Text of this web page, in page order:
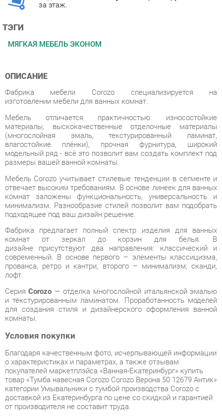
ОПИСАНИЕ
материалы, выскокачественные отделочные материалы
(многослойная эмаль, текстурированный ламинат,
модельный ряд - всё это позволит вам создать комплект под
размеры вашей ванной комнаты.
Мебель Corozo учитывает стилевые тенденции в сегменте и
отвечает высоким требованиям. В основе линеек для ванных
комнат заложены функциональность, универсальность и
минимализм. Разнообразие стилей позволит вам подобрать
подходящее под ваш дизайн решение.
Фабрика предлагает полный спектр изделия для ванных
комнат от зеркал до корзин для белья. В
дизайне присутствуют два направления: классический и
современный. В основе первого – элементы классицизма,
прованса, ретро и кантри, второго – минимализм, сканди,
лофт.
СерияCorozo— отделка многослойной итальянской эмалью
и текстурированным ламинатом. Проработанность моделей
для создания стиля и дизайнерского оформления ванной
комнаты.
Условия покупки
Благодаря качественным фото, исчерпывающей информации
о характеристиках и параметрах, а также отзывам
товар «Тумба навесная Corozo Corozo Верона 50 12679 Антик»
доставкой из Екатеринбурга по цене со скидкой и гарантией
от производителя не составит труда.
Мы отправляем заказы в доставку ежедневно. Товары из
ассортимента в наличии на складе в Екатеринбурге вы
получите не позднее48-ми часов с момента оформления
заказа. Дополнительно вы можете заказать подъём на этаж
и сборку мебельных изделий.